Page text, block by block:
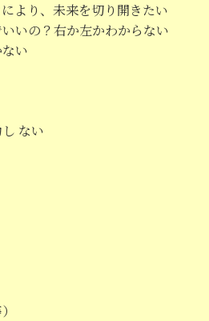
より、未来を切り開きたい
いの？右か左かわからない
い
ない